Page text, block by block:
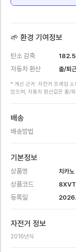
🌱 환경 기여정보
탄소 감축 182.5
자동차 환산 출/퇴
* 계산 근거: 자전거 프레임
었으며, 자동차 환산값은 출/
배송
배송방법
기본정보
상품명 치카노
상품코드
등록일
자전거 정보
2016년식